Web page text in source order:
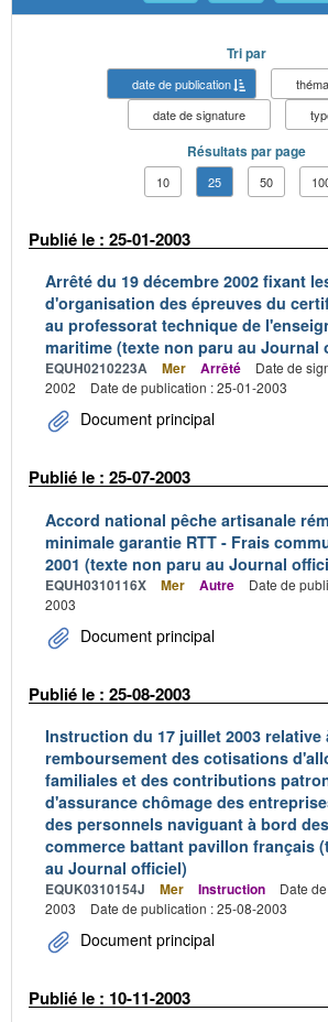
Tri par
date de publication
date de signature
Résultats par page
10 25 50
Publié le : 25-01-2003
Arrêté du 19 décembre 2002 fixant
d'organisation des épreuves du
au professorat technique de
maritime (texte non paru au Journal
EQUH0210223A Mer Arrêté
Date de
2002
Date de publication : 25-01-2003
Document principal
Publié le : 25-07-2003
Accord national pêche artisanale
minimale garantie RTT - Frais
2001 (texte non paru au Journal
EQUH0310116X Mer Autre
Date de
2003
Document principal
Publié le : 25-08-2003
Instruction du 17 juillet 2003 relative
remboursement des cotisations
familiales et des contributions
d'assurance chômage des
des personnels naviguant à bord
commerce battant pavillon français
au Journal officiel)
EQUK0310154J Mer Instruction
Date
2003
Date de publication : 25-08-2003
Document principal
Publié le : 10-11-2003